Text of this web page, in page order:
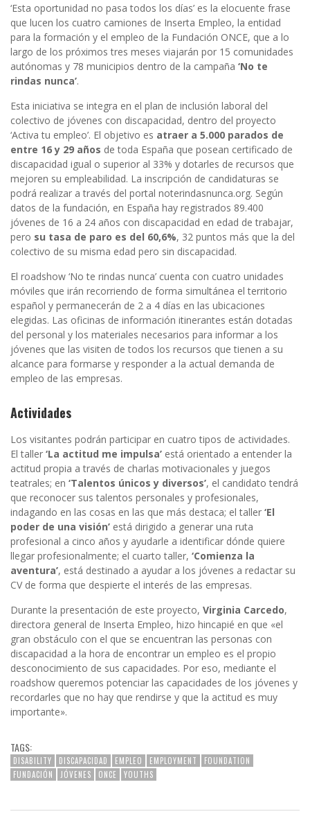
‘Esta oportunidad no pasa todos los días’ es la elocuente frase
que lucen los cuatro camiones de Inserta Empleo, la entidad
para la formación y el empleo de la Fundación ONCE, que a lo
largo de los próximos tres meses viajarán por 15 comunidades
autónomas y 78 municipios dentro de la campaña ‘No te
rindas nunca’.
Esta iniciativa se integra en el plan de inclusión laboral del
colectivo de jóvenes con discapacidad, dentro del proyecto
‘Activa tu empleo’. El objetivo es atraer a 5.000 parados de
entre 16 y 29 años de toda España que posean certificado de
discapacidad igual o superior al 33% y dotarles de recursos que
mejoren su empleabilidad. La inscripción de candidaturas se
podrá realizar a través del portal noterindasnunca.org. Según
datos de la fundación, en España hay registrados 89.400
jóvenes de 16 a 24 años con discapacidad en edad de trabajar,
pero su tasa de paro es del 60,6%, 32 puntos más que la del
colectivo de su misma edad pero sin discapacidad.
El roadshow ‘No te rindas nunca’ cuenta con cuatro unidades
móviles que irán recorriendo de forma simultánea el territorio
español y permanecerán de 2 a 4 días en las ubicaciones
elegidas. Las oficinas de información itinerantes están dotadas
del personal y los materiales necesarios para informar a los
jóvenes que las visiten de todos los recursos que tienen a su
alcance para formarse y responder a la actual demanda de
empleo de las empresas.
Actividades
Los visitantes podrán participar en cuatro tipos de actividades.
El taller ‘La actitud me impulsa’ está orientado a entender la
actitud propia a través de charlas motivacionales y juegos
teatrales; en ‘Talentos únicos y diversos’, el candidato tendrá
que reconocer sus talentos personales y profesionales,
indagando en las cosas en las que más destaca; el taller ‘El
poder de una visión’ está dirigido a generar una ruta
profesional a cinco años y ayudarle a identificar dónde quiere
llegar profesionalmente; el cuarto taller, ‘Comienza la
aventura’, está destinado a ayudar a los jóvenes a redactar su
CV de forma que despierte el interés de las empresas.
Durante la presentación de este proyecto, Virginia Carcedo,
directora general de Inserta Empleo, hizo hincapié en que «el
gran obstáculo con el que se encuentran las personas con
discapacidad a la hora de encontrar un empleo es el propio
desconocimiento de sus capacidades. Por eso, mediante el
roadshow queremos potenciar las capacidades de los jóvenes y
recordarles que no hay que rendirse y que la actitud es muy
importante».
TAGS:
DISABILITY DISCAPACIDAD EMPLEO EMPLOYMENT
FOUNDATION
FUNDACIÓN
JÓVENES ONCE YOUTHS